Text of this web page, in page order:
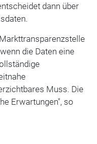
dann über
die Daten eine
Muss. Die
Erwartungen", so